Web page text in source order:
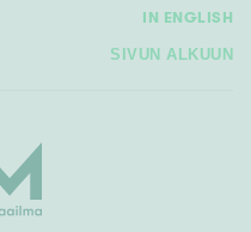
Kokonaispinta-ala
IN ENGLISH
SIVUN ALKUUN